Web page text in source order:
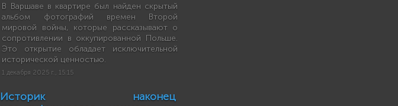
В Варшаве в квартире был найден скрытый
альбом фотографий времен Второй
мировой войны, которые рассказывают о
сопротивлении в оккупированной Польше.
Это открытие обладает исключительной
исторической ценностью.
1 декабря 2025 г., 15:15
Историк наконец